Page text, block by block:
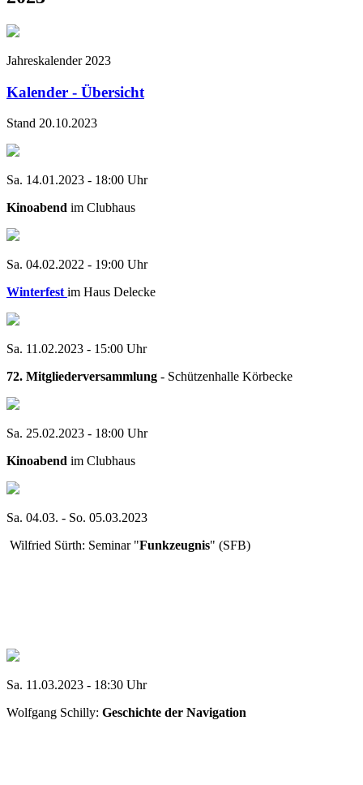
Jahreskalender 2023
Kalender - Übersicht
Stand 20.10.2023
Sa. 14.01.2023 - 18:00 Uhr
Kinoabend im Clubhaus
Sa. 04.02.2022 - 19:00 Uhr
Winterfest im Haus Delecke
Sa. 11.02.2023 - 15:00 Uhr
72. Mitgliederversammlung - Schützenhalle Körbecke
Sa. 25.02.2023 - 18:00 Uhr
Kinoabend im Clubhaus
Sa. 04.03. - So. 05.03.2023
Wilfried Sürth: Seminar "Funkzeugnis" (SFB)
Sa. 11.03.2023 - 18:30 Uhr
Wolfgang Schilly: Geschichte der Navigation